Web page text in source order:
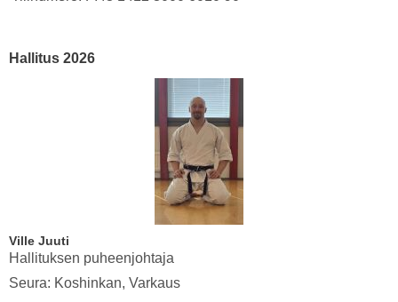
Hallitus 2026
Ville Juuti
Hallituksen puheenjohtaja
Seura: Koshinkan, Varkaus